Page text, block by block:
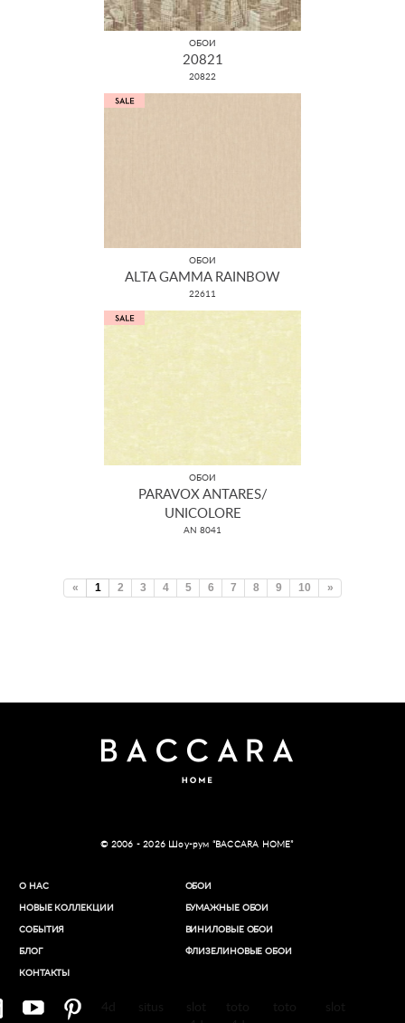
ОБОИ
20821
20822
ОБОИ
ALTA GAMMA RAINBOW
22611
ОБОИ
PARAVOX ANTARES/
UNICOLORE
AN 8041
« 1 2 3 4 5 6 7 8 9 10 »
© 2006 - 2026 Шоу-рум “BACCARA HOME”
О НАС
НОВЫЕ КОЛЛЕКЦИИ
СОБЫТИЯ
БЛОГ
КОНТАКТЫ
ОБОИ
БУМАЖНЫЕ ОБОИ
ВИНИЛОВЫЕ ОБОИ​
ФЛИЗЕЛИНОВЫЕ ОБОИ